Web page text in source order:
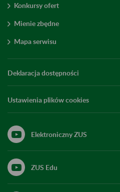
Konkursy ofert
Mienie zbędne
Mapa serwisu
Deklaracja dostępności
Ustawienia plików cookies
Elektroniczny ZUS
ZUS Edu